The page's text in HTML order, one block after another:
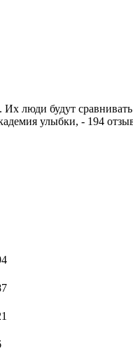
будут сравнивать
улыбки, - 194